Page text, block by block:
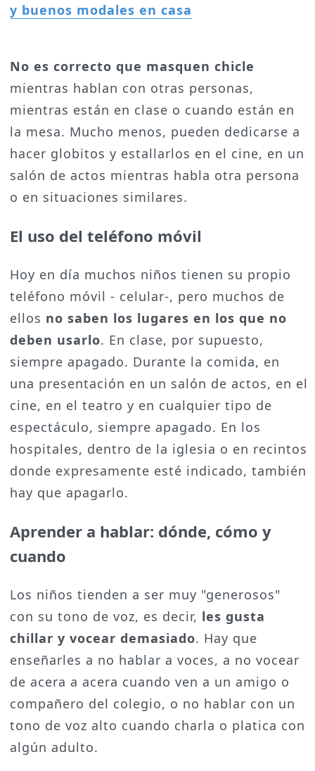
y buenos modales en casa
No es correcto que masquen chicle
mientras hablan con otras personas,
mientras están en clase o cuando están en
la mesa. Mucho menos, pueden dedicarse a
hacer globitos y estallarlos en el cine, en un
salón de actos mientras habla otra persona
o en situaciones similares.
El uso del teléfono móvil
Hoy en día muchos niños tienen su propio
teléfono móvil - celular-, pero muchos de
ellos no saben los lugares en los que no
deben usarlo. En clase, por supuesto,
siempre apagado. Durante la comida, en
una presentación en un salón de actos, en el
cine, en el teatro y en cualquier tipo de
espectáculo, siempre apagado. En los
hospitales, dentro de la iglesia o en recintos
donde expresamente esté indicado, también
hay que apagarlo.
Aprender a hablar: dónde, cómo y
cuando
Los niños tienden a ser muy "generosos"
con su tono de voz, es decir, les gusta
chillar y vocear demasiado. Hay que
enseñarles a no hablar a voces, a no vocear
de acera a acera cuando ven a un amigo o
compañero del colegio, o no hablar con un
tono de voz alto cuando charla o platica con
algún adulto.